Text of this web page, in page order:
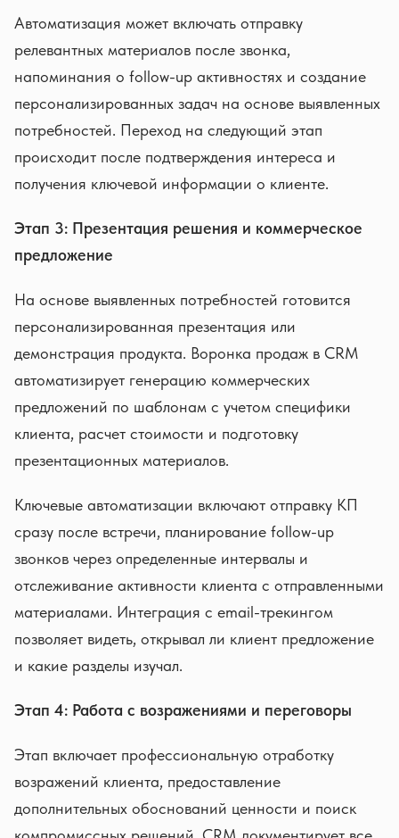
Автоматизация может включать отправку
релевантных материалов после звонка,
напоминания о follow-up активностях и создание
персонализированных задач на основе выявленных
потребностей. Переход на следующий этап
происходит после подтверждения интереса и
получения ключевой информации о клиенте.
Этап 3: Презентация решения и коммерческое
предложение
На основе выявленных потребностей готовится
персонализированная презентация или
демонстрация продукта. Воронка продаж в CRM
автоматизирует генерацию коммерческих
предложений по шаблонам с учетом специфики
клиента, расчет стоимости и подготовку
презентационных материалов.
Ключевые автоматизации включают отправку КП
сразу после встречи, планирование follow-up
звонков через определенные интервалы и
отслеживание активности клиента с отправленными
материалами. Интеграция с email-трекингом
позволяет видеть, открывал ли клиент предложение
и какие разделы изучал.
Этап 4: Работа с возражениями и переговоры
Этап включает профессиональную отработку
возражений клиента, предоставление
дополнительных обоснований ценности и поиск